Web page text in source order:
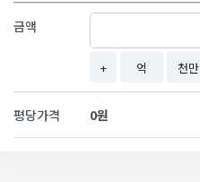
금액
+ 억 천만
평당가격 0원